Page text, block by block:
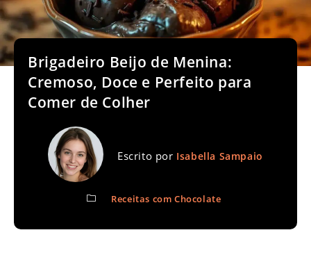
Brigadeiro Beijo de Menina:
Cremoso, Doce e Perfeito para
Comer de Colher
Escrito por Isabella Sampaio
Receitas com Chocolate